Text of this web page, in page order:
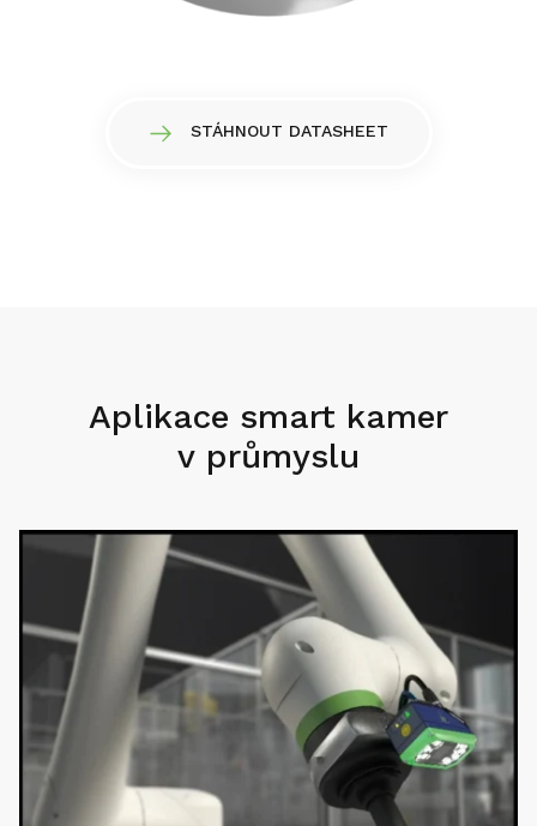
STÁHNOUT DATASHEET
Aplikace smart kamer
v průmyslu